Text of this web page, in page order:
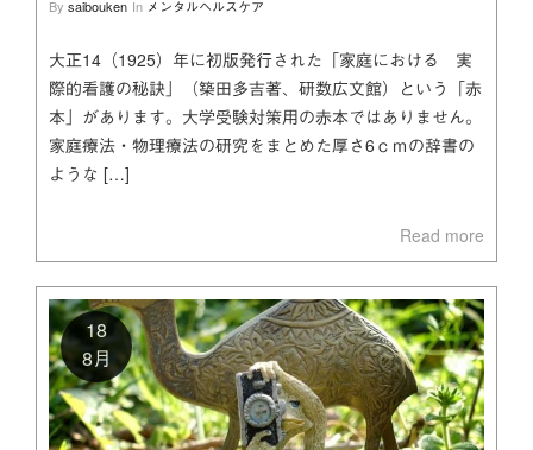
By saibouken In メンタルヘルスケア
大正14（1925）年に初版発行された「家庭における 実
際的看護の秘訣」（築田多吉著、研数広文館）という「赤
本」があります。大学受験対策用の赤本ではありません。
家庭療法・物理療法の研究をまとめた厚さ6ｃｍの辞書の
ような […]
Read more
18
8月